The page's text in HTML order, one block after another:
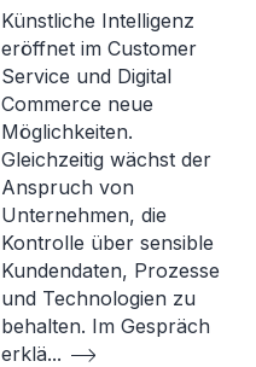
Künstliche Intelligenz
eröffnet im Customer
Service und Digital
Commerce neue
Möglichkeiten.
Gleichzeitig wächst der
Anspruch von
Unternehmen, die
Kontrolle über sensible
Kundendaten, Prozesse
und Technologien zu
behalten. Im Gespräch
erklä...